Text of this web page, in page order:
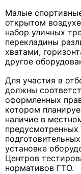
Малые
открытом
набор уличных
перекладины
хватами,
другое
Для участия в
должны
оформленных
котором
наличие в
установке
Центров
нормативов ГТО.